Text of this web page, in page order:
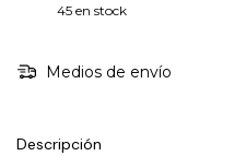
45en stock
Medios de envío
Descripción